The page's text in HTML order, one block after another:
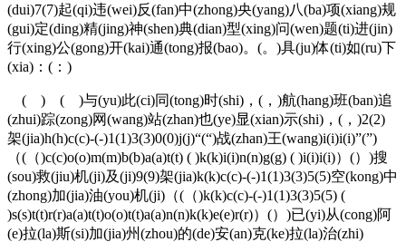
(dui)7(7)起(qi)违(wei)反(fan)中(zhong)央(yang)八(ba)项(xiang)规
(gui)定(ding)精(jing)神(shen)典(dian)型(xing)问(wen)题(ti)进(jin)
行(xing)公(gong)开(kai)通(tong)报(bao)。(。)具(ju)体(ti)如(ru)下
(xia)：(：)
( ) ( )与(yu)此(ci)同(tong)时(shi)，(，)航(hang)班(ban)追
(zhui)踪(zong)网(wang)站(zhan)也(ye)显(xian)示(shi)，(，)2(2)
架(jia)h(h)c(c)-(-)1(1)3(3)0(0)j(j)“(“)战(zhan)王(wang)i(i)i(i)”(”)
（(（)c(c)o(o)m(m)b(b)a(a)t(t) ( )k(k)i(i)n(n)g(g) ( )i(i)i(i)）(）)搜
(sou)救(jiu)机(ji)及(ji)9(9)架(jia)k(k)c(c)-(-)1(1)3(3)5(5)空(kong)中
(zhong)加(jia)油(you)机(ji)（(（)k(k)c(c)-(-)1(1)3(3)5(5) (
)s(s)t(t)r(r)a(a)t(t)o(o)t(t)a(a)n(n)k(k)e(e)r(r)）(）)已(yi)从(cong)阿
(e)拉(la)斯(si)加(jia)州(zhou)的(de)安(an)克(ke)拉(la)治(zhi)